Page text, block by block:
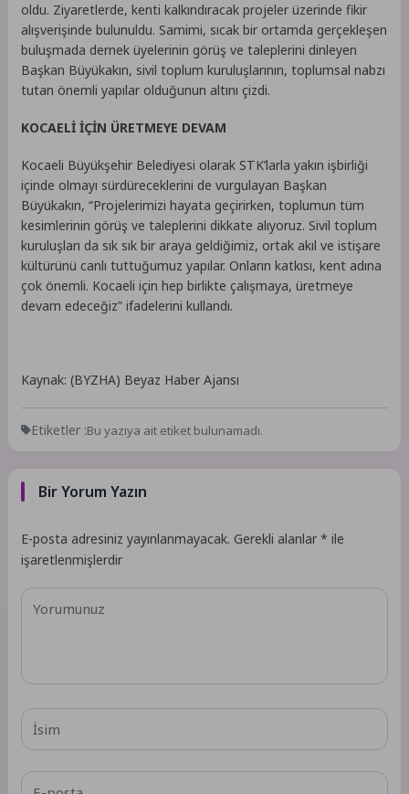
oldu. Ziyaretlerde, kenti kalkındıracak projeler üzerinde fikir
alışverişinde bulunuldu. Samimi, sıcak bir ortamda gerçekleşen
buluşmada dernek üyelerinin görüş ve taleplerini dinleyen
Başkan Büyükakın, sivil toplum kuruluşlarının, toplumsal nabzı
tutan önemli yapılar olduğunun altını çizdi.
KOCAELİ İÇİN ÜRETMEYE DEVAM
Kocaeli Büyükşehir Belediyesi olarak STK’larla yakın işbirliği
içinde olmayı sürdüreceklerini de vurgulayan Başkan
Büyükakın, “Projelerimizi hayata geçirirken, toplumun tüm
kesimlerinin görüş ve taleplerini dikkate alıyoruz. Sivil toplum
kuruluşları da sık sık bir araya geldiğimiz, ortak akıl ve istişare
kültürünü canlı tuttuğumuz yapılar. Onların katkısı, kent adına
çok önemli. Kocaeli için hep birlikte çalışmaya, üretmeye
devam edeceğiz” ifadelerini kullandı.
Kaynak: (BYZHA) Beyaz Haber Ajansı
Etiketler :Bu yazıya ait etiket bulunamadı.
Bir Yorum Yazın
E-posta adresiniz yayınlanmayacak. Gerekli alanlar* ile
işaretlenmişlerdir